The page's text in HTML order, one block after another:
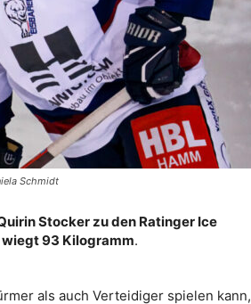
Schmidt
Stocker zu den Ratinger Ice
wiegt 93 Kilogramm.
als auch Verteidiger spielen kann,